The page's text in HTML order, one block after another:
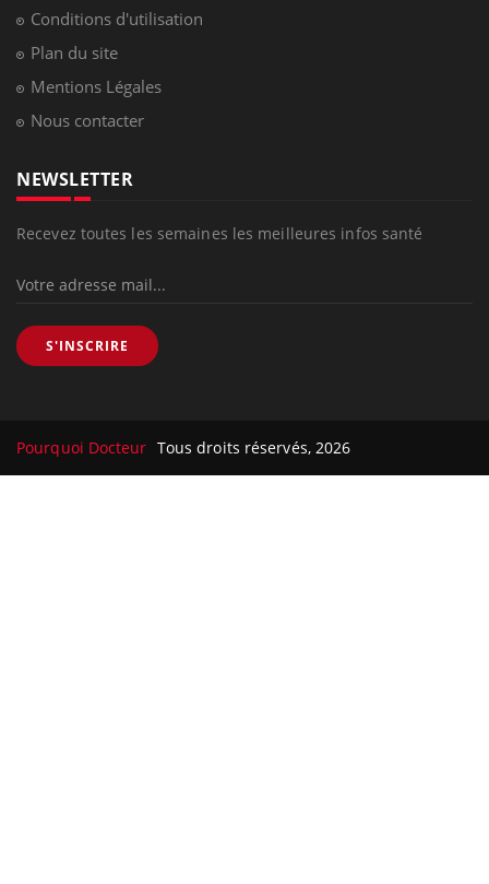
Conditions d'utilisation
Plan du site
Mentions Légales
Nous contacter
NEWSLETTER
Recevez toutes les semaines les meilleures infos santé
S'INSCRIRE
Pourquoi Docteur Tous droits réservés, 2026